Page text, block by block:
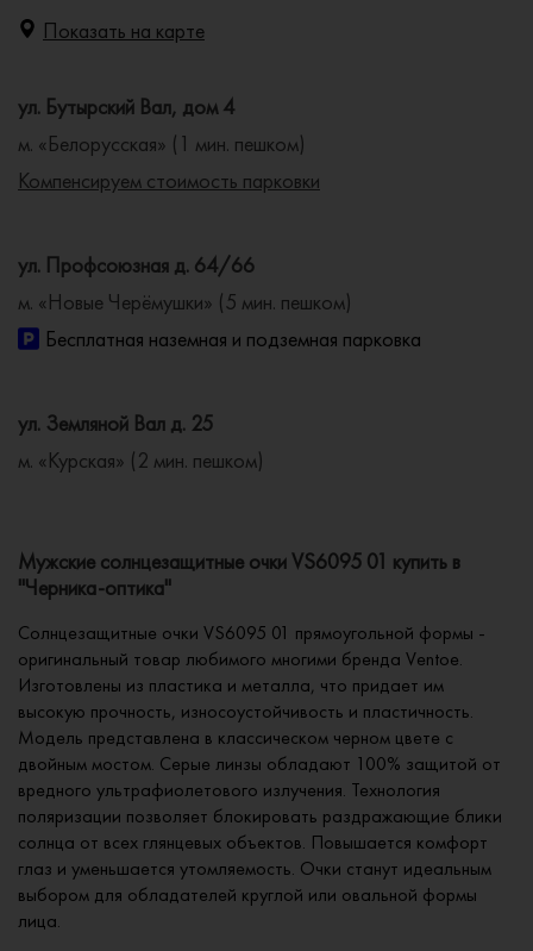
Показать на карте
ул. Бутырский Вал, дом 4
м. «Белорусская» (1 мин. пешком)
Компенсируем стоимость парковки
ул. Профсоюзная д. 64/66
м. «Новые Черёмушки» (5 мин. пешком)
Бесплатная наземная и подземная парковка
ул. Земляной Вал д. 25
м. «Курская» (2 мин. пешком)
Мужские солнцезащитные очки VS6095 01 купить в
"Черника-оптика"
Солнцезащитные очки VS6095 01 прямоугольной формы -
оригинальный товар любимого многими бренда Ventoe.
Изготовлены из пластика и металла, что придает им
высокую прочность, износоустойчивость и пластичность.
Модель представлена в классическом черном цвете с
двойным мостом. Серые линзы обладают 100% защитой от
вредного ультрафиолетового излучения. Технология
поляризации позволяет блокировать раздражающие блики
солнца от всех глянцевых объектов. Повышается комфорт
глаз и уменьшается утомляемость. Очки станут идеальным
выбором для обладателей круглой или овальной формы
лица.